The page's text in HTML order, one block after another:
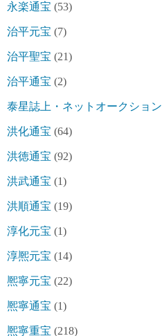
永楽通宝 (53)
治平元宝 (7)
治平聖宝 (21)
治平通宝 (2)
泰星誌上・ネットオークション
洪化通宝 (64)
洪徳通宝 (92)
洪武通宝 (1)
洪順通宝 (19)
淳化元宝 (1)
淳熈元宝 (14)
熈寧元宝 (22)
熈寧通宝 (1)
熈寧重宝 (218)